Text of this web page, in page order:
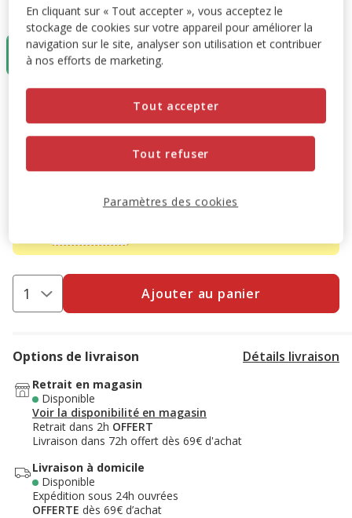
Taille:300W
300W
76.99€
Promotion disponible
Animalis. Offre non cumulable aux autres promotions en
Ajouter au panier
Options de livraison Détails livraison
Retrait en magasin
Disponible
Voir la disponibilité en magasin
Retrait dans 2h OFFERT
Livraison dans 72h offert dès 69€ d'achat
Livraison à domicile
Disponible
Expédition sous 24h ouvrées
OFFERTE dès 69€ d’achat
En cliquant sur « Tout accepter », vous acceptez le
stockage de cookies sur votre appareil pour améliorer la
navigation sur le site, analyser son utilisation et contribuer
à nos efforts de marketing.
Tout refuser
Tout accepter
Paramètres des cookies